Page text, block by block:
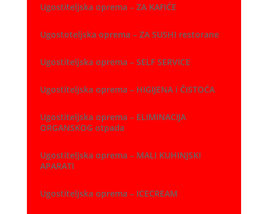
Ugostiteljska oprema – ZA KAFIĆE
Ugostoteljska oprema – ZA SUSHI restorane
Ugostiteljska oprema – SELF SERVICE
Ugostiteljska oprema – HIGIJENA i ČISTOĆA
Ugostiteljska oprema – ELIMINACIJA
ORGANSKOG otpada
Ugostiteljska oprema – MALI KUHINJSKI
APARATI
Ugostiteljska oprema – ICECREAM